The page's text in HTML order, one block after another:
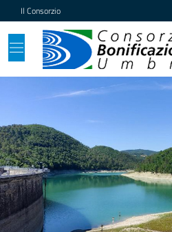
Vai ai contenuti
Vai al footer
Il Consorzio